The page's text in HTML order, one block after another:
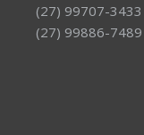
(27) 99707-3433
(27) 99886-7489